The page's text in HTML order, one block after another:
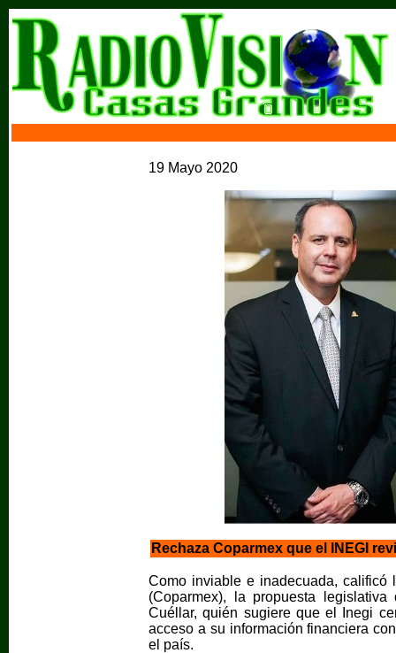
19 Mayo 2020
Rechaza Coparmex que el INEGI
Como inviable e inadecuada, calificó
(Coparmex), la propuesta
Cuéllar, quién sugiere que el Inegi
acceso a su información financiera
el país.